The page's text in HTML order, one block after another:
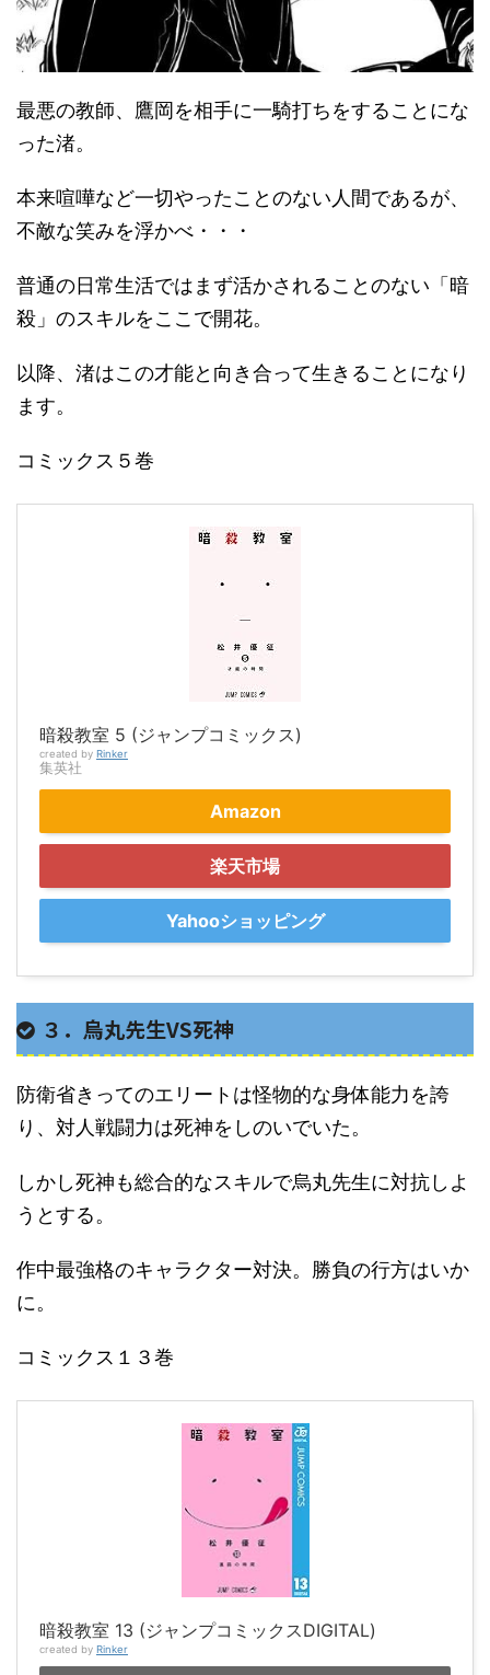
最悪の教師、鷹岡を相手に一騎打ちをすることにな
った渚。
本来喧嘩など一切やったことのない人間であるが、
不敵な笑みを浮かべ・・・
普通の日常生活ではまず活かされることのない「暗
殺」のスキルをここで開花。
以降、渚はこの才能と向き合って生きることになり
ます。
コミックス５巻
暗殺教室 5 (ジャンプコミックス)
created by Rinker
集英社
Amazon
楽天市場
Yahooショッピング
３．烏丸先生VS死神
防衛省きってのエリートは怪物的な身体能力を誇
り、対人戦闘力は死神をしのいでいた。
しかし死神も総合的なスキルで烏丸先生に対抗しよ
うとする。
作中最強格のキャラクター対決。勝負の行方はいか
に。
コミックス１３巻
暗殺教室 13 (ジャンプコミックスDIGITAL)
created by Rinker